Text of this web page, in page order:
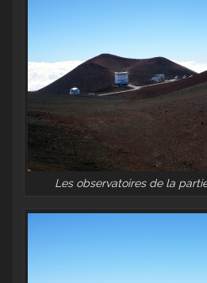
Les observatoires de la